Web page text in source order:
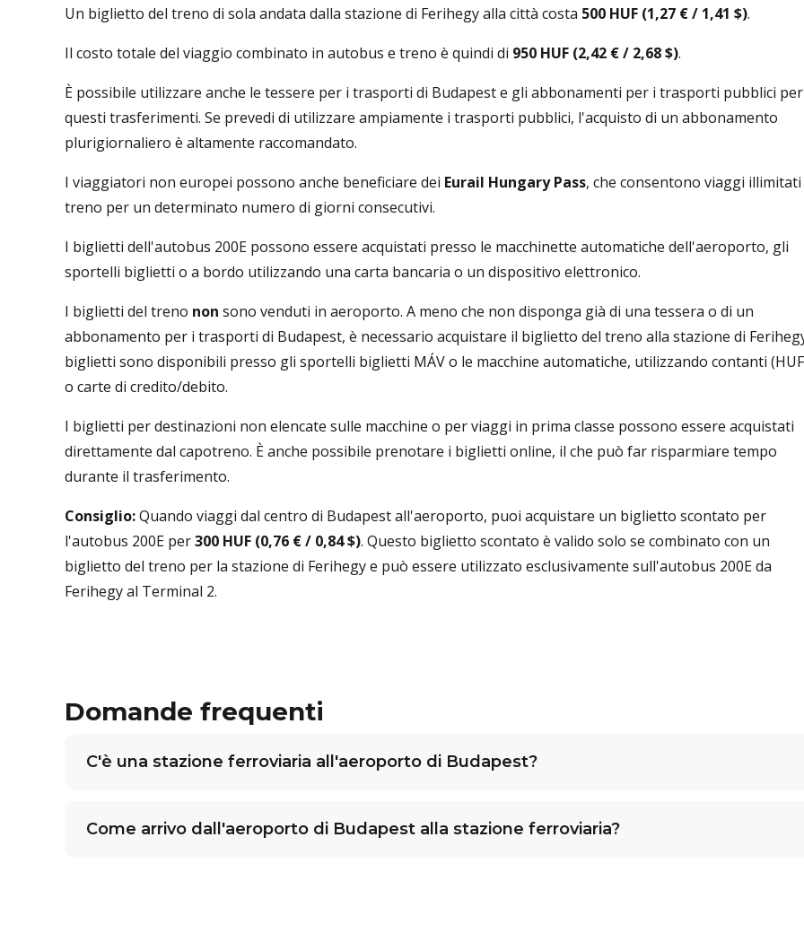
Un biglietto del treno di sola andata dalla stazione di Ferihegy alla città costa 500 HUF (1,27 € / 1,41 $).
Il costo totale del viaggio combinato in autobus e treno è quindi di 950 HUF (2,42 € / 2,68 $).
È possibile utilizzare anche le tessere per i trasporti di Budapest e gli abbonamenti per i trasporti pubblici per
questi trasferimenti. Se prevedi di utilizzare ampiamente i trasporti pubblici, l'acquisto di un abbonamento
plurigiornaliero è altamente raccomandato.
I viaggiatori non europei possono anche beneficiare dei Eurail Hungary Pass, che consentono viaggi
treno per un determinato numero di giorni consecutivi.
I biglietti dell'autobus 200E possono essere acquistati presso le macchinette automatiche dell'aeroporto, gli
sportelli biglietti o a bordo utilizzando una carta bancaria o un dispositivo elettronico.
I biglietti del treno non sono venduti in aeroporto. A meno che non disponga già di una tessera o di un
abbonamento per i trasporti di Budapest, è necessario acquistare il biglietto del treno alla stazione di
biglietti sono disponibili presso gli sportelli biglietti MÁV o le macchine automatiche, utilizzando contanti
o carte di credito/debito.
I biglietti per destinazioni non elencate sulle macchine o per viaggi in prima classe possono essere acquistati
direttamente dal capotreno. È anche possibile prenotare i biglietti online, il che può far risparmiare tempo
durante il trasferimento.
Consiglio:Quando viaggi dal centro di Budapest all'aeroporto, puoi acquistare un biglietto scontato per
l'autobus 200E per300 HUF (0,76 € / 0,84 $). Questo biglietto scontato è valido solo se combinato con un
biglietto del treno per la stazione di Ferihegy e può essere utilizzato esclusivamente sull'autobus 200E da
Ferihegy al Terminal 2.
Domande frequenti
C'è una stazione ferroviaria all'aeroporto di Budapest?
Come arrivo dall'aeroporto di Budapest alla stazione ferroviaria?